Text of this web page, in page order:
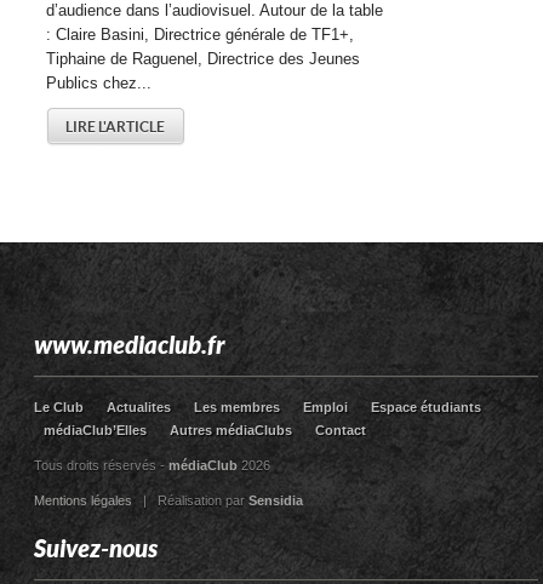
d’audience dans l’audiovisuel. Autour de la table
: Claire Basini, Directrice générale de TF1+,
Tiphaine de Raguenel, Directrice des Jeunes
Publics chez...
LIRE L'ARTICLE
www.mediaclub.fr
Le Club Actualites Les membres Emploi
Espace étudiants
médiaClub’Elles
Autres médiaClubs Contact
Tous droits réservés -médiaClub 2026
Mentions légales| Réalisation parSensidia
Suivez-nous